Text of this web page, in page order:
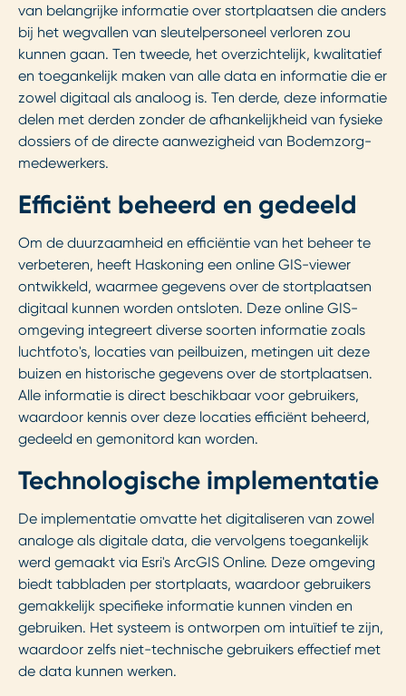
van belangrijke informatie over stortplaatsen die anders
bij het wegvallen van sleutelpersoneel verloren zou
kunnen gaan. Ten tweede, het overzichtelijk, kwalitatief
en toegankelijk maken van alle data en informatie die er
zowel digitaal als analoog is. Ten derde, deze informatie
delen met derden zonder de afhankelijkheid van fysieke
dossiers of de directe aanwezigheid van Bodemzorg-
medewerkers.
Efficiënt beheerd en gedeeld
Om de duurzaamheid en efficiëntie van het beheer te
verbeteren, heeft Haskoning een online GIS-viewer
ontwikkeld, waarmee gegevens over de stortplaatsen
digitaal kunnen worden ontsloten. Deze online GIS-
omgeving integreert diverse soorten informatie zoals
luchtfoto's, locaties van peilbuizen, metingen uit deze
buizen en historische gegevens over de stortplaatsen.
Alle informatie is direct beschikbaar voor gebruikers,
waardoor kennis over deze locaties efficiënt beheerd,
gedeeld en gemonitord kan worden.
Technologische implementatie
De implementatie omvatte het digitaliseren van zowel
analoge als digitale data, die vervolgens toegankelijk
werd gemaakt via Esri's ArcGIS Online. Deze omgeving
biedt tabbladen per stortplaats, waardoor gebruikers
gemakkelijk specifieke informatie kunnen vinden en
gebruiken. Het systeem is ontworpen om intuïtief te zijn,
waardoor zelfs niet-technische gebruikers effectief met
de data kunnen werken.